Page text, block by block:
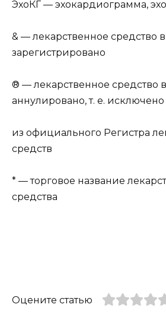
ЭхоКГ — эхокардиограмма,
& — лекарственное средство
зарегистрировано
® — лекарственное средство
аннулировано, т. е. исключено
из официального Регистра
средств
* — торговое название
средства
Оцените статью